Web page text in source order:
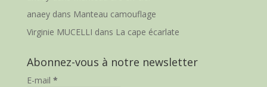
anaeydans Manteau camouflage
Virginie MUCELLI dans La cape écarlate
Abonnez-vous à notre newsletter
E-mail *